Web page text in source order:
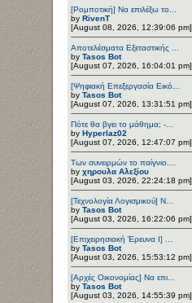
[Ρομποτική] Να επιλέξω το...
by RivenT
[August 08, 2026, 12:39:06 pm]
Αποτελέσματα Εξεταστικής ...
by Tasos Bot
[August 07, 2026, 16:04:01 pm]
[Ψηφιακή Επεξεργασία Εικό...
by Tasos Bot
[August 07, 2026, 13:31:51 pm]
Πότε θα βγει το μάθημα; -...
by Hyperlaz02
[August 07, 2026, 12:47:07 pm]
Των συνειρμών το παίγνιο....
by χηρουλα Αλεξίου
[August 03, 2026, 22:24:18 pm]
[Τεχνολογία Λογισμικού] Ν...
by Tasos Bot
[August 03, 2026, 16:22:06 pm]
[Επιχειρησιακή Έρευνα Ι] ...
by Tasos Bot
[August 03, 2026, 15:53:12 pm]
[Αρχές Οικονομίας] Να επι...
by Tasos Bot
[August 03, 2026, 14:55:39 pm]